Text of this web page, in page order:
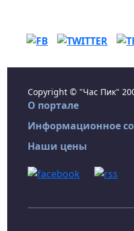
Copyright © "Час Пик"
О портале
Информационное
Наши цены